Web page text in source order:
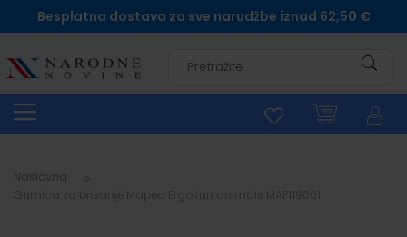
Besplatna dostava za sve narudžbe iznad 62,50 €
Naslovna